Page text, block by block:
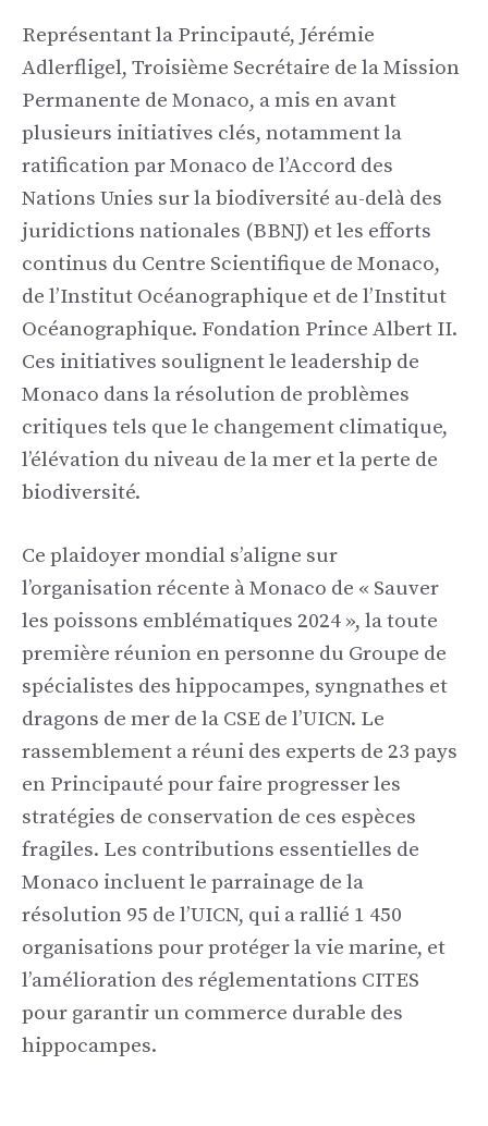
Représentant la Principauté, Jérémie
Adlerfligel, Troisième Secrétaire de la Mission
Permanente de Monaco, a mis en avant
plusieurs initiatives clés, notamment la
ratification par Monaco de l’Accord des
Nations Unies sur la biodiversité au-delà des
juridictions nationales (BBNJ) et les efforts
continus du Centre Scientifique de Monaco,
de l’Institut Océanographique et de l’Institut
Océanographique. Fondation Prince Albert II.
Ces initiatives soulignent le leadership de
Monaco dans la résolution de problèmes
critiques tels que le changement climatique,
l’élévation du niveau de la mer et la perte de
biodiversité.
Ce plaidoyer mondial s’aligne sur
l’organisation récente à Monaco de « Sauver
les poissons emblématiques 2024 », la toute
première réunion en personne du Groupe de
spécialistes des hippocampes, syngnathes et
dragons de mer de la CSE de l’UICN. Le
rassemblement a réuni des experts de 23 pays
en Principauté pour faire progresser les
stratégies de conservation de ces espèces
fragiles. Les contributions essentielles de
Monaco incluent le parrainage de la
résolution 95 de l’UICN, qui a rallié 1 450
organisations pour protéger la vie marine, et
l’amélioration des réglementations CITES
pour garantir un commerce durable des
hippocampes.